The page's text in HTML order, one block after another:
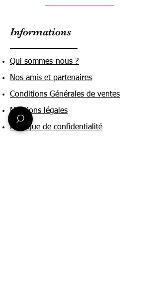
Informations
Qui sommes-nous ?
Nos amis et partenaires
Conditions Générales de ventes
Mentions légales
Politique de confidentialité